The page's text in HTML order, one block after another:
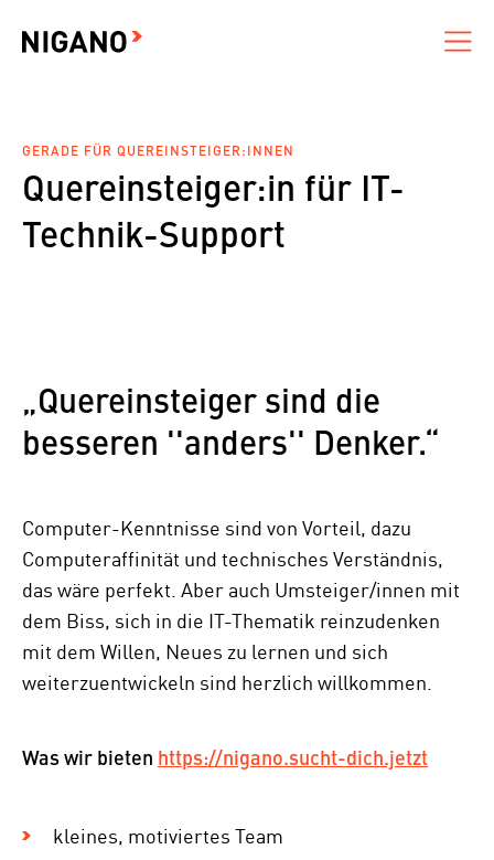
GERADE FÜR QUEREINSTEIGER:INNEN
Quereinsteiger:in für IT-
Technik-Support
„Quereinsteiger sind die
besseren ''anders'' Denker.“
Computer-Kenntnisse sind von Vorteil, dazu
Computeraffinität und technisches Verständnis,
das wäre perfekt. Aber auch Umsteiger/innen mit
dem Biss, sich in die IT-Thematik reinzudenken
mit dem Willen, Neues zu lernen und sich
weiterzuentwickeln sind herzlich willkommen.
Was wir bieten https://nigano.sucht-dich.jetzt
kleines, motiviertes Team